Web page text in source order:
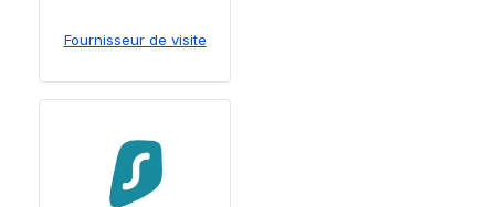
Fournisseur de visite